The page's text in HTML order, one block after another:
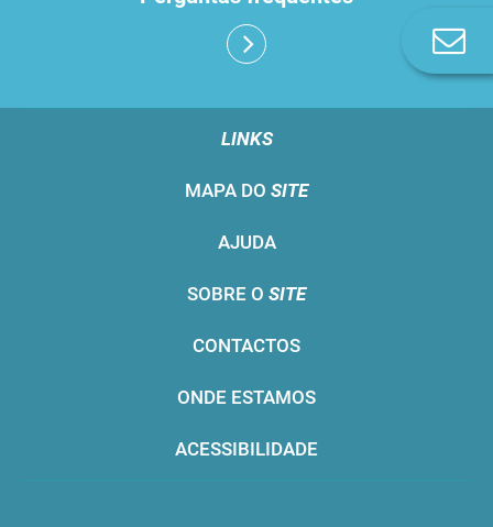
LINKS
MAPA DO SITE
AJUDA
SOBRE O SITE
CONTACTOS
ONDE ESTAMOS
ACESSIBILIDADE